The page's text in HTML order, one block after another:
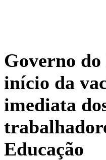
Governo
início da
imediata
Educação